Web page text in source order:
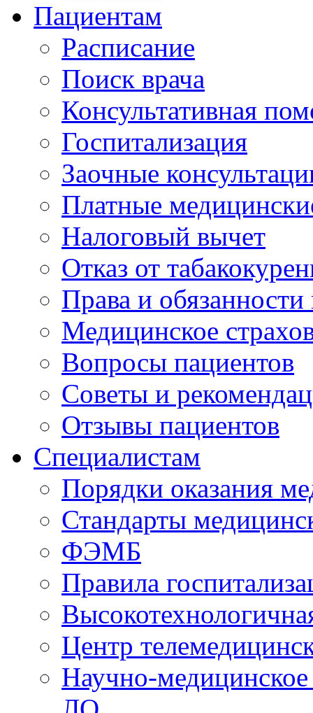
Пациентам
Расписание
Поиск врача
Консультативная
Госпитализация
Заочные
Платные
Налоговый вычет
Отказ от
Права и
Медицинское
Вопросы пациентов
Советы и
Отзывы пациентов
Специалистам
Порядки оказания
Стандарты
ФЭМБ
Правила
Центр
Научно-